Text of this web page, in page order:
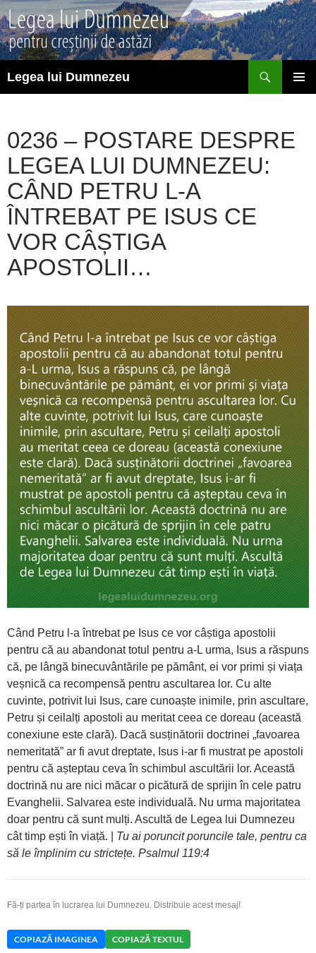
Sari
la
conținut
Legea lui Dumnezeu
0236 – POSTARE DESPRE
LEGEA LUI DUMNEZEU:
CÂND PETRU L-A
ÎNTREBAT PE ISUS CE
VOR CÂȘTIGA
APOSTOLII…
Când Petru l-a întrebat pe Isus ce vor câștiga apostolii
pentru că au abandonat totul pentru a-L urma, Isus a răspuns
că, pe lângă binecuvântările pe pământ, ei vor primi și viața
veșnică ca recompensă pentru ascultarea lor. Cu alte
cuvinte, potrivit lui Isus, care cunoaște inimile, prin ascultare,
Petru și ceilalți apostoli au meritat ceea ce doreau (această
conexiune este clară). Dacă susținătorii doctrinei „favoarea
nemeritată” ar fi avut dreptate, Isus i-ar fi mustrat pe apostoli
pentru că așteptau ceva în schimbul ascultării lor. Această
doctrină nu are nici măcar o picătură de sprijin în cele patru
Evanghelii. Salvarea este individuală. Nu urma majoritatea
doar pentru că sunt mulți. Ascultă de Legea lui Dumnezeu
cât timp ești în viață. | Tu ai poruncit poruncile tale, pentru ca
să le împlinim cu strictețe. Psalmul 119:4
Fă-ți partea în lucrarea lui Dumnezeu. Distribuie acest mesaj!
COPIAZĂ IMAGINEA COPIAZĂ TEXTUL